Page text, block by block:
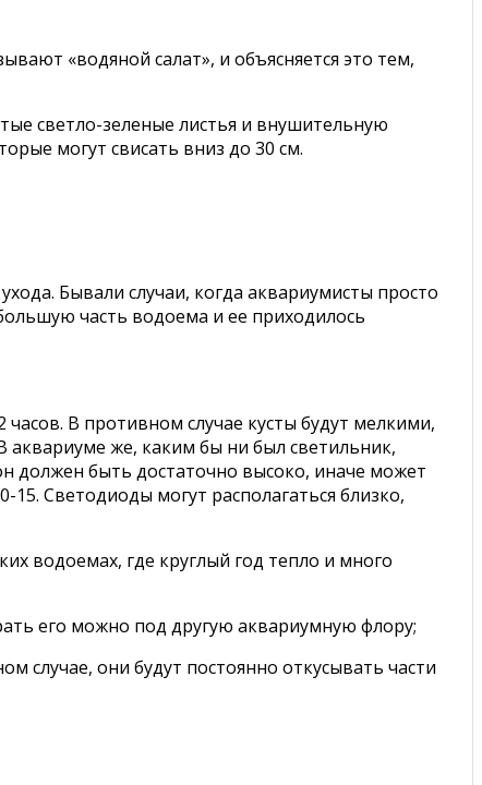
«водяной салат», и объясняется это тем,
светло-зеленые листья и внушительную
могут свисать вниз до 30 см.
Бывали случаи, когда аквариумисты просто
часть водоема и ее приходилось
В противном случае кусты будут мелкими,
аквариуме же, каким бы ни был светильник,
должен быть достаточно высоко, иначе может
Светодиоды могут располагаться близко,
водоемах, где круглый год тепло и много
его можно под другую аквариумную флору;
случае, они будут постоянно откусывать части